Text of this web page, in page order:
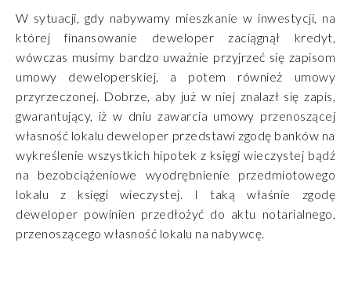
W sytuacji, gdy nabywamy mieszkanie w inwestycji, na
której finansowanie deweloper zaciągnął kredyt,
wówczas musimy bardzo uważnie przyjrzeć się zapisom
umowy deweloperskiej, a potem również umowy
przyrzeczonej. Dobrze, aby już w niej znalazł się zapis,
gwarantujący, iż w dniu zawarcia umowy przenoszącej
własność lokalu deweloper przedstawi zgodę banków na
wykreślenie wszystkich hipotek z księgi wieczystej bądź
na bezobciążeniowe wyodrębnienie przedmiotowego
lokalu z księgi wieczystej. I taką właśnie zgodę
deweloper powinien przedłożyć do aktu notarialnego,
przenoszącego własność lokalu na nabywcę.